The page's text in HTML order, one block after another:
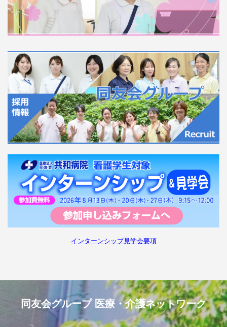
インターンシップ見学会要項
同友会グループ 医療・介護ネットワーク